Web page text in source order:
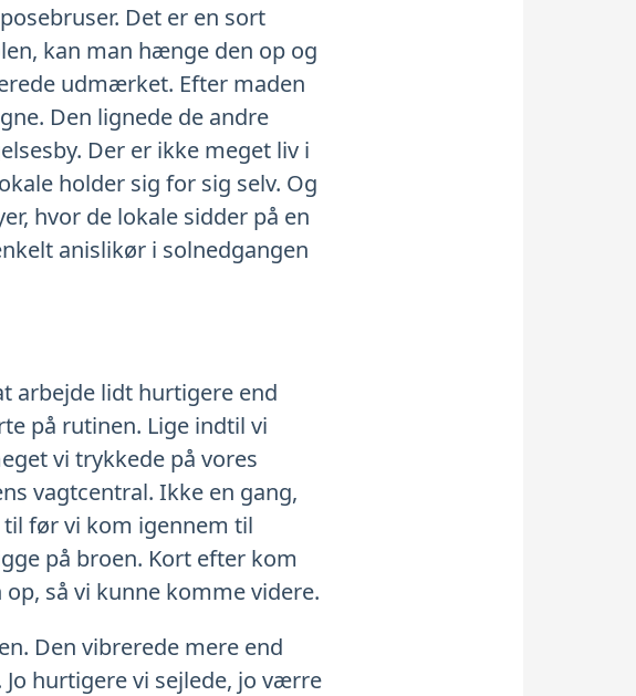
Det er en sort
kan man hænge den op og
udmærket. Efter maden
Den lignede de andre
Der er ikke meget liv i
holder sig for sig selv. Og
hvor de lokale sidder på en
anislikør i solnedgangen
arbejde lidt hurtigere end
på rutinen. Lige indtil vi
vi trykkede på vores
vagtcentral. Ikke en gang,
før vi kom igennem til
på broen. Kort efter kom
så vi kunne komme videre.
Den vibrerede mere end
hurtigere vi sejlede, jo værre